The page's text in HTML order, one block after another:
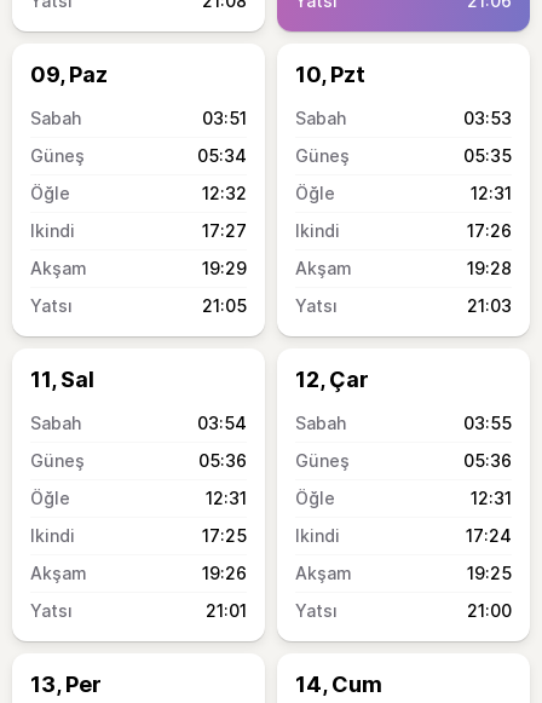
09, Paz
03:51
05:34
12:32
17:27
19:29
21:05
10, Pzt
03:53
05:35
12:31
17:26
19:28
21:03
11, Sal
03:54
05:36
12:31
17:25
19:26
21:01
12, Çar
03:55
05:36
12:31
17:24
19:25
21:00
13, Per 14, Cum